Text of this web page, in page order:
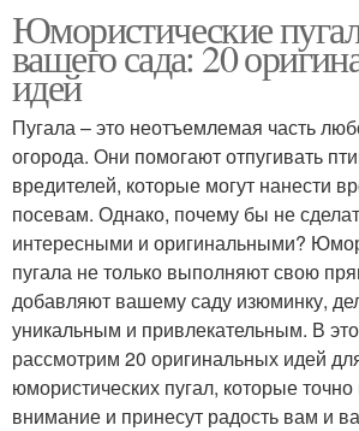
Юмористические
вашего сада: 20
идей
Пугала – это неотъемлемая часть
огорода. Они помогают отпугивать
вредителей, которые могут нанести
посевам. Однако, почему бы не
интересными и оригинальными?
пугала не только выполняют свою
добавляют вашему саду изюминку,
уникальным и привлекательным. В
рассмотрим 20 оригинальных идей
юмористических пугал, которые точно
внимание и принесут радость вам и